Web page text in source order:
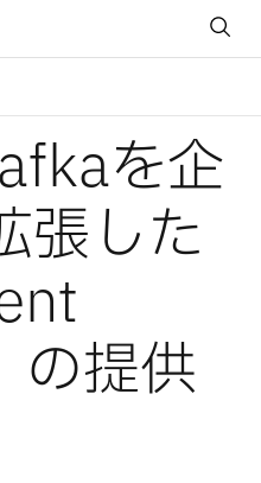
を企
張した
の提供